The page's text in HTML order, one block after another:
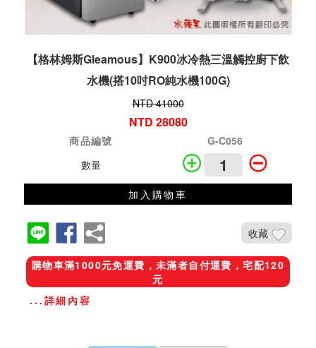
【格林姆斯Gleamous】K900冰冷熱三溫觸控廚下飲
水機(搭10吋RO純水機100G)
NTD 41000
NTD 28080
商品編號
G-C056
數量
加入購物車
收藏
購物車滿1000元免運費，未滿者自付運費，宅配120
元
...詳細內容